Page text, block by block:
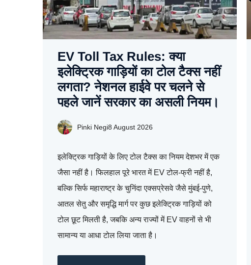
EV Toll Tax Rules: क्या
इलेक्ट्रिक गाड़ियों का टोल टैक्स नहीं
लगता? नेशनल हाईवे पर चलने से
पहले जानें सरकार का असली नियम।
Pinki Negi8 August 2026
इलेक्ट्रिक गाड़ियों के लिए टोल टैक्स का नियम देशभर में एक
जैसा नहीं है। फिलहाल पूरे भारत में EV टोल‑फ्री नहीं है,
बल्कि सिर्फ महाराष्ट्र के चुनिंदा एक्सप्रेसवे जैसे मुंबई‑पुणे,
आतल सेतु और समृद्धि मार्ग पर कुछ इलेक्ट्रिक गाड़ियों को
टोल छूट मिलती है, जबकि अन्य राज्यों में EV वाहनों से भी
सामान्य या आधा टोल लिया जाता है।